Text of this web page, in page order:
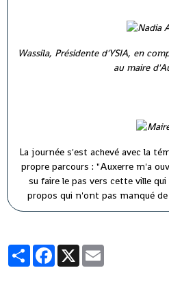
Wassila, Présidente d'YSIA, en
au maire
La journée s'est achevé avec la
propre parcours : "Auxerre m'a
su faire le pas vers cette ville qui
propos qui n'ont pas manqué
d'Auxerre ( à droite) et M.
PartagerFacebook
X